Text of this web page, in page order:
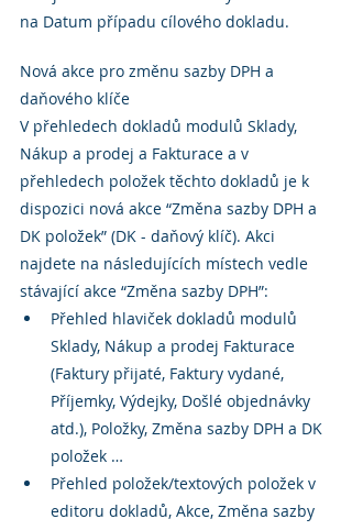
na Datum případu cílového dokladu.
Nová akce pro změnu sazby DPH a
daňového klíče
V přehledech dokladů modulů Sklady,
Nákup a prodej a Fakturace a v
přehledech položek těchto dokladů je k
dispozici nová akce “Změna sazby DPH a
DK položek” (DK - daňový klíč). Akci
najdete na následujících místech vedle
stávající akce “Změna sazby DPH”:
Přehled hlaviček dokladů modulů
Sklady, Nákup a prodej Fakturace
(Faktury přijaté, Faktury vydané,
Příjemky, Výdejky, Došlé objednávky
atd.), Položky, Změna sazby DPH a DK
položek …
Přehled položek/textových položek v
editoru dokladů, Akce, Změna sazby